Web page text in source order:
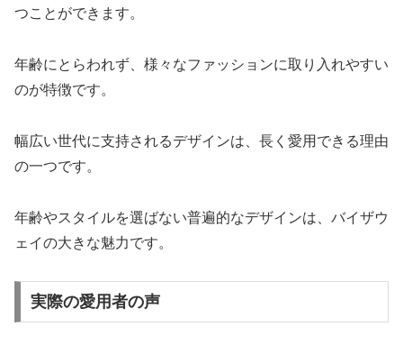
つことができます。
年齢にとらわれず、様々なファッションに取り入れやすい
のが特徴です。
幅広い世代に支持されるデザインは、長く愛用できる理由
の一つです。
年齢やスタイルを選ばない普遍的なデザインは、バイザウ
ェイの大きな魅力です。
実際の愛用者の声